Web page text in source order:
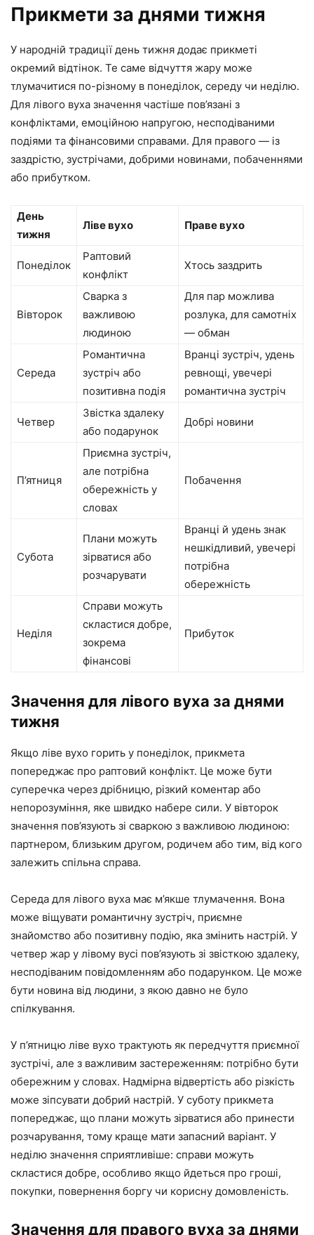
Прикмети за днями тижня
У народній традиції день тижня додає прикметі
окремий відтінок. Те саме відчуття жару може
тлумачитися по-різному в понеділок, середу чи неділю.
Для лівого вуха значення частіше пов’язані з
конфліктами, емоційною напругою, несподіваними
подіями та фінансовими справами. Для правого — із
заздрістю, зустрічами, добрими новинами, побаченнями
або прибутком.
День
тижня
Ліве вухо Праве вухо
Понеділок
Раптовий
конфлікт
Хтось заздрить
Вівторок
Сварка з
важливою
людиною
Для пар можлива
розлука, для самотніх
— обман
Середа
Романтична
зустріч або
позитивна подія
Вранці зустріч, удень
ревнощі, увечері
романтична зустріч
Четвер
Звістка здалеку
або подарунок
Добрі новини
П’ятниця
Приємна зустріч,
але потрібна
обережність у
словах
Побачення
Субота
Плани можуть
зірватися або
розчарувати
Вранці й удень знак
нешкідливий, увечері
потрібна
обережність
Неділя
Справи можуть
скластися добре,
зокрема
фінансові
Прибуток
Значення для лівого вуха за днями
тижня
Якщо ліве вухо горить у понеділок, прикмета
попереджає про раптовий конфлікт. Це може бути
суперечка через дрібницю, різкий коментар або
непорозуміння, яке швидко набере сили. У вівторок
значення пов’язують зі сваркою з важливою людиною:
партнером, близьким другом, родичем або тим, від кого
залежить спільна справа.
Середа для лівого вуха має м’якше тлумачення. Вона
може віщувати романтичну зустріч, приємне
знайомство або позитивну подію, яка змінить настрій. У
четвер жар у лівому вусі пов’язують зі звісткою здалеку,
несподіваним повідомленням або подарунком. Це може
бути новина від людини, з якою давно не було
спілкування.
У п’ятницю ліве вухо трактують як передчуття приємної
зустрічі, але з важливим застереженням: потрібно бути
обережним у словах. Надмірна відвертість або різкість
може зіпсувати добрий настрій. У суботу прикмета
попереджає, що плани можуть зірватися або принести
розчарування, тому краще мати запасний варіант. У
неділю значення сприятливіше: справи можуть
скластися добре, особливо якщо йдеться про гроші,
покупки, повернення боргу чи корисну домовленість.
Значення для правого вуха за днями